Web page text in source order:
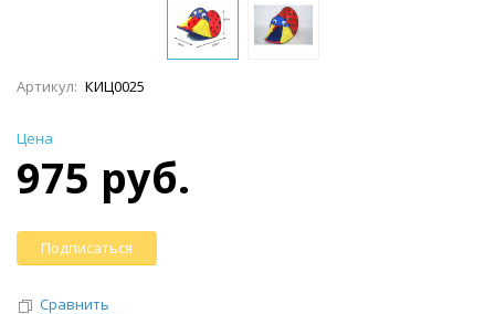
Артикул: КИЦ0025
Цена
975 руб.
Подписаться
Сравнить